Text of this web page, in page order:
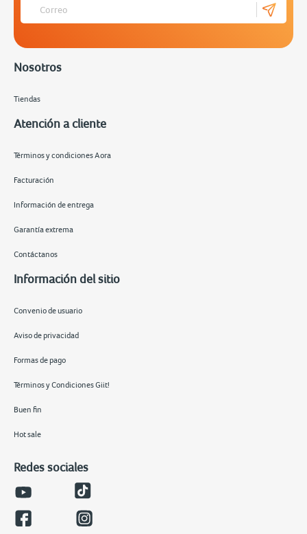
Nosotros
Tiendas
Atención a cliente
Términos y condiciones Aora
Facturación
Información de entrega
Garantía extrema
Contáctanos
Información del sitio
Convenio de usuario
Aviso de privacidad
Formas de pago
Términos y Condiciones Giit!
Buen fin
Hot sale
Redes sociales